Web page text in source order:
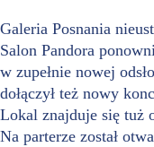
Galeria Posnania
Salon Pandora
w zupełnie nowej
dołączył też nowy
Lokal znajduje się tuż
Na parterze został